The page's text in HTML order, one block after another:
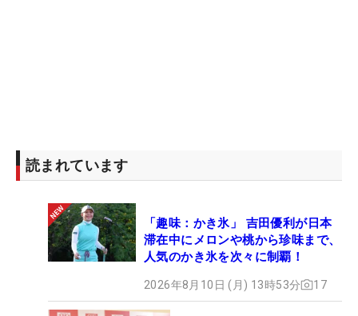
『フェアウェイキープ率』の順位を合算した『トー
タルドライビング』では現在1位になっており、
『G410 PLUS』への信頼は揺るがない。
読まれています
「趣味：かき氷」 吉田優利が日本
滞在中にメロンや桃から珍味まで、
人気のかき氷を次々に制覇！
2026年8月10日 (月) 13時53分 17